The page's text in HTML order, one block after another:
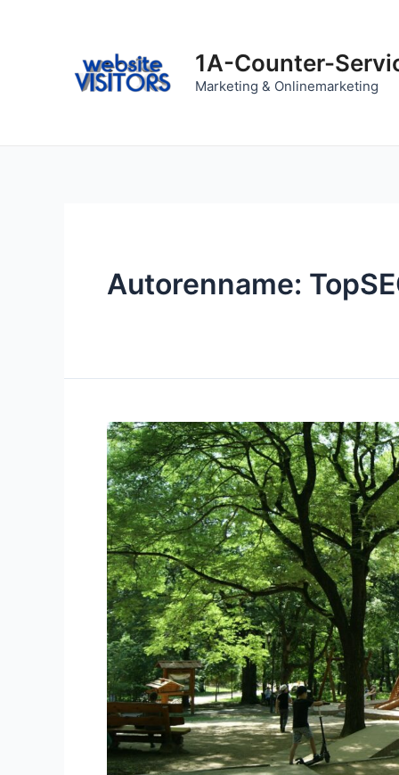
1A-Counter-
Marketing & Onlinemarketing
Autorenname: